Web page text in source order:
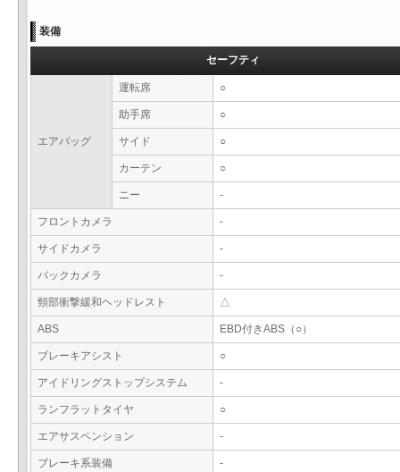
装備
セーフティ
エアバッグ
運転席 ○
助手席 ○
サイド ○
カーテン ○
ニー -
フロントカメラ -
サイドカメラ -
バックカメラ -
頸部衝撃緩和ヘッドレスト △
ABS EBD付きABS（○）
ブレーキアシスト ○
アイドリングストップシステム -
ランフラットタイヤ ○
エアサスペンション -
ブレーキ系装備 -